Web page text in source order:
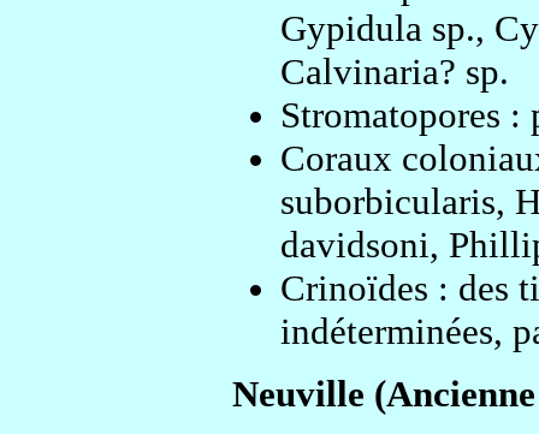
Gypidula sp.,
Calvinaria? sp.
Stromatopores :
Coraux
suborbicularis,
davidsoni,
Crinoïdes : des
indéterminées,
Neuville